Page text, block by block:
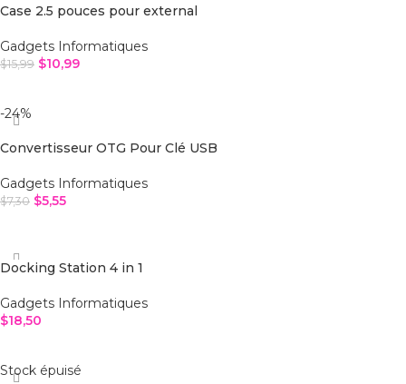
Case 2.5 pouces pour external
Gadgets Informatiques
$15,99 $10,99
-24%
Convertisseur OTG Pour Clé USB
Gadgets Informatiques
$7,30 $5,55
Docking Station 4 in 1
Gadgets Informatiques
$18,50
Stock épuisé